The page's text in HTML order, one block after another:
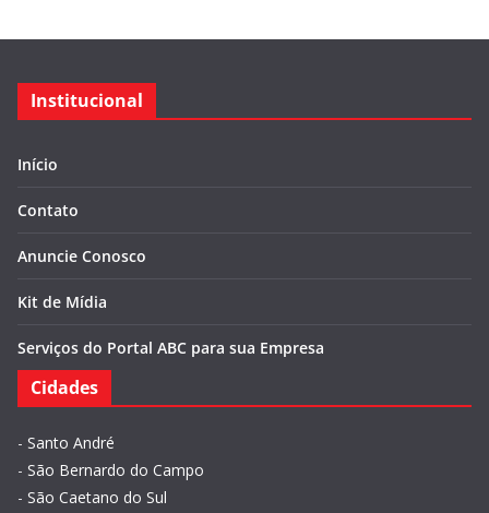
Institucional
Início
Contato
Anuncie Conosco
Kit de Mídia
Serviços do Portal ABC para sua Empresa
Cidades
- Santo André
- São Bernardo do Campo
- São Caetano do Sul